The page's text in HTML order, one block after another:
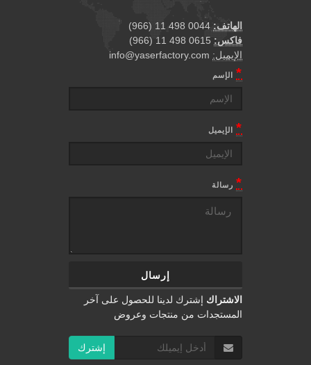
الهاتف:
فاكس:
الإيميل:
* الإسم
* الإيميل
* رسالة
الاشتراك إشترك لدينا للحصول على آخر
المستجدات من منتجات وعروض
إشترك